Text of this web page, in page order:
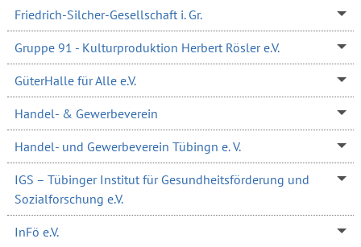
Friedrich-Silcher-Gesellschaft i. Gr.
Gruppe 91 - Kulturproduktion Herbert Rösler e.V.
GüterHalle für Alle e.V.
Handel- & Gewerbeverein
Handel- und Gewerbeverein Tübingn e. V.
IGS – Tübinger Institut für Gesundheitsförderung und
Sozialforschung e.V.
InFö e.V.